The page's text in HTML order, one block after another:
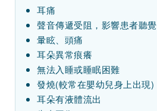
耳痛
聲音傳遞受阻，影響患者聽覺
暈眩、頭痛
耳朵異常痕癢
無法入睡或睡眠困難
發燒(較常在嬰幼兒身上出現)
耳朵有液體流出